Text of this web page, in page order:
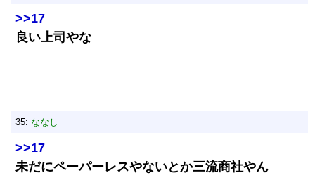
>>17
良い上司やな
35: ななし
>>17
未だにペーパーレスやないとか三流商社やん